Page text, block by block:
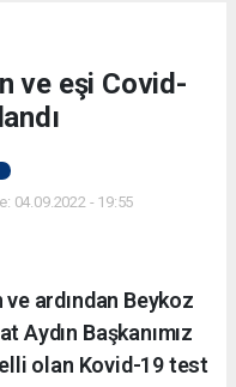
ve eşi Covid-
04.09.2022 - 19:55
ardından Beykoz
Aydın Başkanımız
olan Kovid-19 test